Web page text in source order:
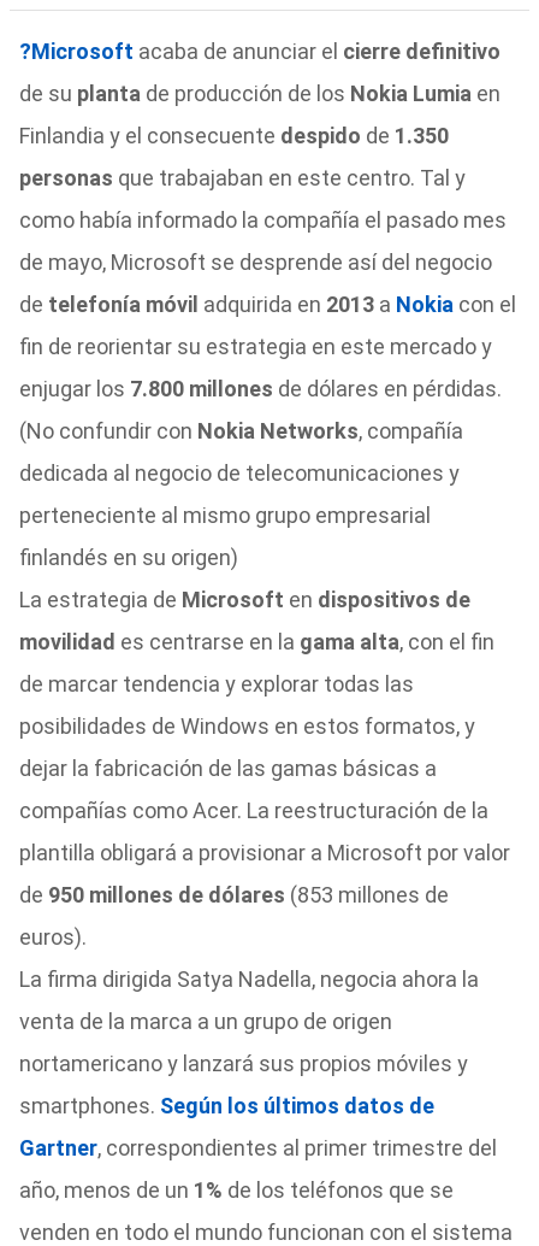
?Microsoft acaba de anunciar el cierre definitivo
de su planta de producción de los Nokia Lumia en
Finlandia y el consecuente despido de 1.350
personas que trabajaban en este centro. Tal y
como había informado la compañía el pasado mes
de mayo, Microsoft se desprende así del negocio
de telefonía móvil adquirida en 2013a Nokia con el
fin de reorientar su estrategia en este mercado y
enjugar los 7.800 millones de dólares en pérdidas.
(No confundir con Nokia Networks, compañía
dedicada al negocio de telecomunicaciones y
perteneciente al mismo grupo empresarial
finlandés en su origen)
La estrategia de Microsoft en dispositivos de
movilidad es centrarse en la gama alta, con el fin
de marcar tendencia y explorar todas las
posibilidades de Windows en estos formatos, y
dejar la fabricación de las gamas básicas a
compañías como Acer. La reestructuración de la
plantilla obligará a provisionar a Microsoft por valor
de 950 millones de dólares (853 millones de
euros).
La firma dirigida Satya Nadella, negocia ahora la
venta de la marca a un grupo de origen
nortamericano y lanzará sus propios móviles y
smartphones. Según los últimos datos de
Gartner, correspondientes al primer trimestre del
año, menos de un 1% de los teléfonos que se
venden en todo el mundo funcionan con el sistema